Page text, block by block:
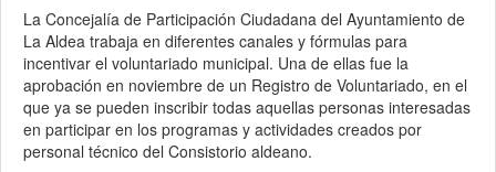
La Concejalía de Participación Ciudadana del Ayuntamiento de
La Aldea trabaja en diferentes canales y fórmulas para
incentivar el voluntariado municipal. Una de ellas fue la
aprobación en noviembre de un Registro de Voluntariado, en el
que ya se pueden inscribir todas aquellas personas interesadas
en participar en los programas y actividades creados por
personal técnico del Consistorio aldeano.